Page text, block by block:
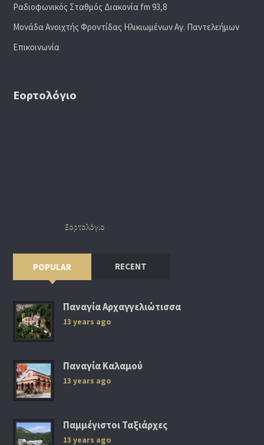
Ραδιoφωνικός Σταθμός Διακονία fm 93,8
Μονάδα Ανοιχτής Φροντίδας Ηλικιωμένων Αγ. Παντελεήμων
Επικοινωνία
Εορτολόγιο
Εορτολόγιο
POPULAR RECENT
Παναγία Αρχαγγελιώτισσα
13 years ago
Παναγία Καλαμού
13 years ago
Παμμέγιστοι Ταξιάρχες
13 years ago